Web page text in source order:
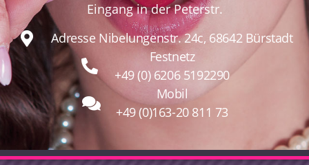
Eingang in der Peterstr.
Adresse Nibelungenstr. 24c, 68642 Bürstadt
Festnetz
+49 (0) 6206 5192290
Mobil
+49 (0)163-20 811 73